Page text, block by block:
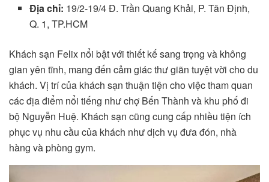
Địa chỉ: 19/2-19/4 Đ. Trần Quang Khải, P. Tân Định,
Q. 1, TP.HCM
Khách sạn Felix nổi bật với thiết kế sang trọng và không
gian yên tĩnh, mang đến cảm giác thư giãn tuyệt vời cho du
khách. Vị trí của khách sạn thuận tiện cho việc tham quan
các địa điểm nổi tiếng như chợ Bến Thành và khu phố đi
bộ Nguyễn Huệ. Khách sạn cũng cung cấp nhiều tiện ích
phục vụ nhu cầu của khách như dịch vụ đưa đón, nhà
hàng và phòng gym.